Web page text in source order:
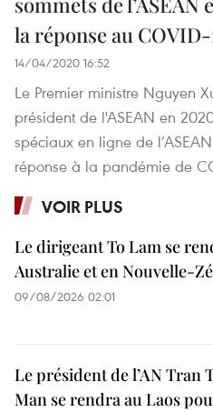
la réponse au COVID-
14/04/2020 16:52
Le Premier ministre Nguyen
président de l'ASEAN en
spéciaux en ligne de
réponse à la pandémie de
VOIR PLUS
Le dirigeant To Lam se
Australie et en Nouvelle-
09/08/2026 02:01
Le président de l’AN Tran
Man se rendra au Laos